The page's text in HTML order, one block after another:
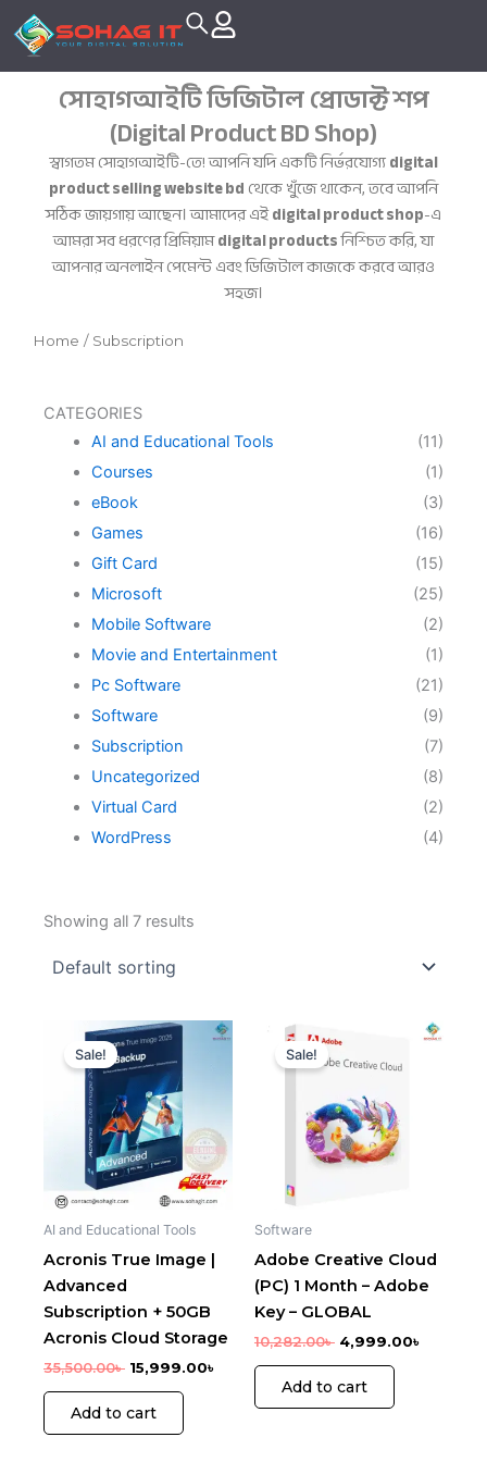
to
সোহাগআইটি ডিজিটাল প্রোডাক্ট শপ
(Digital Product BD Shop)
স্বাগতম সোহাগআইটি-তে! আপনি যদি একটি নির্ভরযোগ্যdigital
product selling website bdথেকে খুঁজে থাকেন, তবে আপনি
সঠিক জায়গায় আছেন। আমাদের এইdigital product shop-এ
আমরা সব ধরণের প্রিমিয়ামdigital productsনিশ্চিত করি, যা
আপনার অনলাইন পেমেন্ট এবং ডিজিটাল কাজকে করবে আরও
সহজ।
Home / Subscription
CATEGORIES
AI and Educational Tools
(11)
Courses
(1)
eBook
(3)
Games
(16)
Gift Card
(15)
Microsoft
(25)
Mobile Software
(2)
Movie and Entertainment
(1)
Pc Software
(21)
Software
(9)
Subscription
(7)
Uncategorized
(8)
Virtual Card
(2)
WordPress
(4)
Showing all 7 results
Sale!
AI and Educational Tools
Acronis True Image |
Advanced
Subscription + 50GB
Acronis Cloud Storage
35,500.00৳
Original
price
was:
35,500.00৳ .
15,999.00৳
Current
Add to cart
Sale!
Software
Adobe Creative Cloud
(PC) 1 Month – Adobe
Key – GLOBAL
10,282.00৳
price
was:
4,999.00৳
Current
price
Add to cart